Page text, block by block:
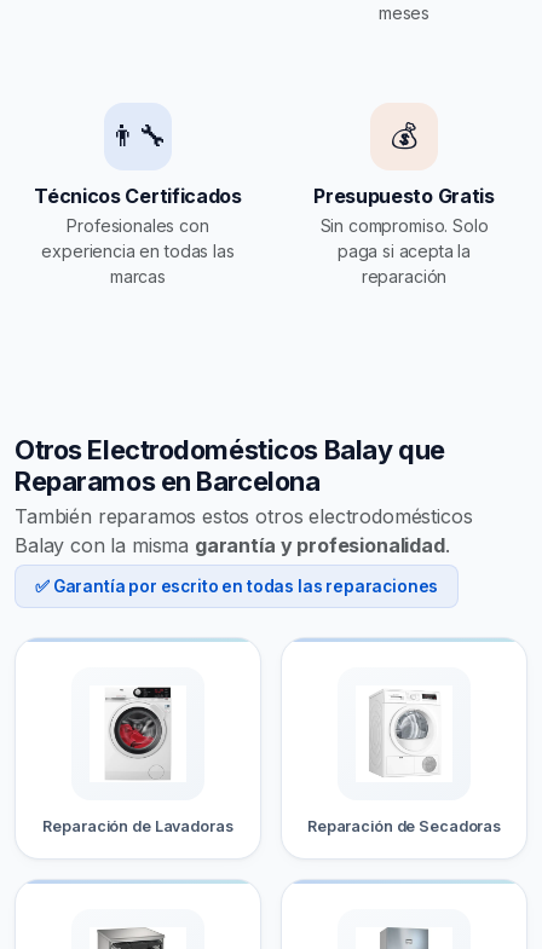
meses
👨‍🔧
Técnicos Certificados
Profesionales con
experiencia en todas las
marcas
💰
Presupuesto Gratis
Sin compromiso. Solo
paga si acepta la
reparación
Otros Electrodomésticos Balay que
Reparamos en Barcelona
También reparamos estos otros electrodomésticos
Balay con la misma garantía y profesionalidad.
✅ Garantía por escrito en todas las reparaciones
Reparación de Lavadoras Reparación de Secadoras